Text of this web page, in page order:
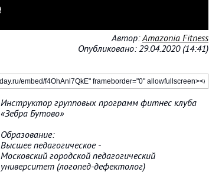
Автор:Amazonia Fitness
Опубликовано: 29.04.2020 (14:41)
Инструктор групповых программ фитнес клуба
«Зебра Бутово»
Образование:
Высшее педагогическое -
Московский городской педагогический
университет (логопед-дефектолог)